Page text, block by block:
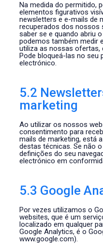
Na medida do permitido,
elementos figurativos
newsletters e e-mails de
recuperados dos nossos
saber se e quando abriu
podemos também medir
utiliza as nossas ofertas,
Pode bloqueá-las no seu
electrónico.
5.2
marketing
Ao utilizar os nossos
consentimento para
mails de marketing, está
destas técnicas. Se não
definições do seu
electrónico em
5.3 Google
Por vezes utilizamos o
websites, que é um
localizado em qualquer
Google Analytics, é o
www.google.com).